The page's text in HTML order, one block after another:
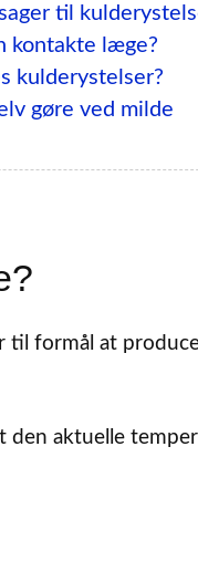
til
kontakte læge?
kulderystelser?
gøre ved milde
til formål at
den aktuelle